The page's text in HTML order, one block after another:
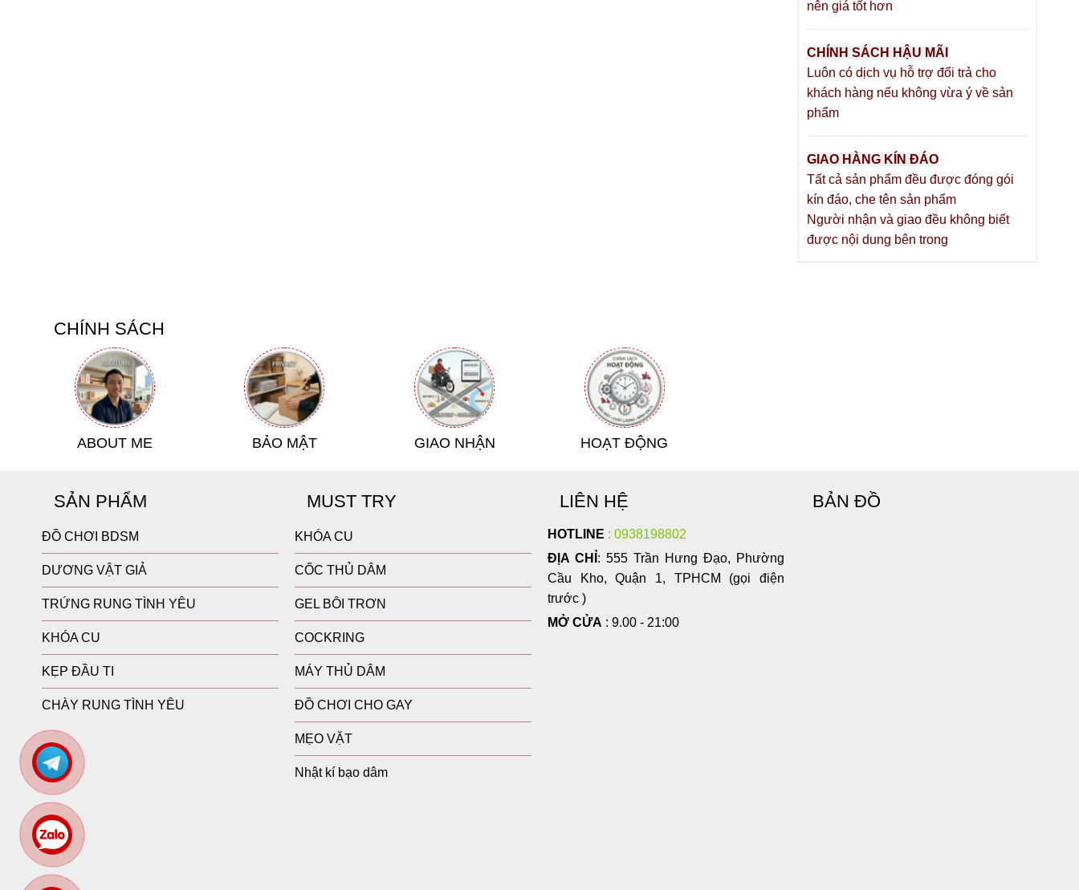
thích mạnh, giúp Huy kiểm soát cuộc yêu tự tin và chủ động hơn nhiều.
Thông Số Kỹ Thuật Chi Tiết Của Máy Rung Đầu Khấc
Sản phẩm sở hữu thông số kỹ thuật tối ưu, đảm bảo độ an toàn tuyệt đối khi tiếp xúc với vùng da nhạy cảm nhất:
Công nghệ tác động Rung vi mô đa điểm chuyên sâu vùng đầu dương vật & rãnh quy đầu
Tác dụng chính Kích thích khoái cảm đỉnh cao & Giảm nhạy cảm bao quy đầu
IPX7 (Xả rửa vệ sinh trực tiếp dưới vòi nước an toàn)
Tác Dụng Vượt Trội Của Máy Rung Đầu Dương Vật
Tác dụng giảm nhạy cảm bao quy đầu:Giảm thiểu tối đa tình trạng "chưa đến chợ đã hết tiền" do đầu khấc quá mẫn
cảm hoặc chưa cắt bao quy đầu.
Kích thích khoái cảm tập trung:
điểm G của phái mạnh.
Phương pháp rèn luyện an toàn:
xơ cứng hay mất cảm giác về lâu dài.
Thiết kế ôm sát Ergonomics:
nên giá tốt hơn
CHÍNH SÁCH HẬU MÃI
Luôn có dịch vụ hỗ trợ đổi trả cho
khách hàng nếu không vừa ý về sản
phẩm
GIAO HÀNG KÍN ĐÁO
Tất cả sản phẩm đều được đóng gói
kín đáo, che tên sản phẩm
Người nhận và giao đều không biết
được nội dung bên trong
CHÍNH SÁCH
ABOUT ME BẢO MẬT GIAO NHẬN HOẠT ĐỘNG
SẢN PHẨM
ĐỒ CHƠI BDSM
DƯƠNG VẬT GIẢ
TRỨNG RUNG TÌNH YÊU
KHÓA CU
KẸP ĐẦU TI
CHÀY RUNG TÌNH YÊU
MUST TRY
KHÓA CU
CỐC THỦ DÂM
GEL BÔI TRƠN
COCKRING
MÁY THỦ DÂM
ĐỒ CHƠI CHO GAY
MẸO VẶT
Nhật kí bạo dâm
LIÊN HỆ
HOTLINE : 0938198802
ĐỊA CHỈ : 555 Trần Hưng Đạo, Phường
Cầu Kho, Quận 1, TPHCM (gọi điện
trước )
MỞ CỬA : 9.00 - 21:00
BẢN ĐỒ